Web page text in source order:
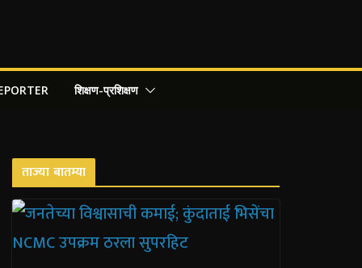
शिक्षण-प्रशिक्षण
ताज्या बातम्या